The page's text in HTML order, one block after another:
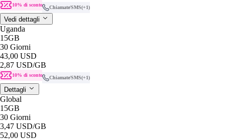
10% di sconto Chiamate/SMS(+1)
Vedi dettagli
Uganda
15GB
30 Giorni
43,00 USD
2,87 USD/GB
10% di sconto Chiamate/SMS(+1)
Dettagli
Global
15GB
30 Giorni
3,47 USD/GB
52,00 USD